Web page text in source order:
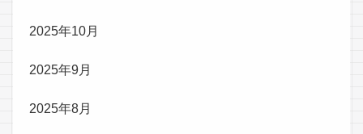
2025年10月
2025年9月
2025年8月